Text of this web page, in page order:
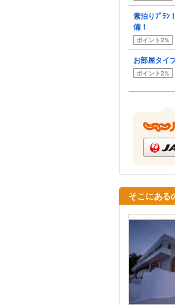
素泊りﾌﾟﾗ
備！
ポイント2%
お部屋タイ
ポイント2%
そこにある